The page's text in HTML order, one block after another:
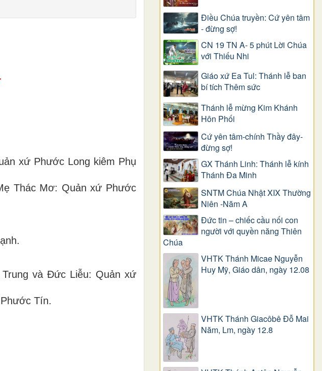
xứ Phước Long kiêm Phụ
Thác Mơ: Quản xứ Phước
và Đức Liễu: Quản xứ
Tín.
Điều Chúa truyền: Cứ yên tâm
- đừng sợ!
CN 19 TN A- 5 phút Lời Chúa
với Thiếu Nhi
Giáo xứ Ea Tul: Thánh lễ ban
bí tích Thêm sức
Thánh lễ mừng Kim Khánh
Hôn Phối
Cứ yên tâm-chính Thầy đây-
đừng sợ!
GX Thánh Linh: Thánh lễ kính
Thánh Đa Minh
SNTM Chúa Nhật XIX Thường
Niên -Năm A
Đức tin – chiếc cầu nối con
người với quyền năng Thiên
Chúa
VHTK Thánh Micae Nguyễn
Huy Mỹ, Giáo dân, ngày 12.08
VHTK Thánh Giacôbê Ðỗ Mai
Năm, Lm, ngày 12.8